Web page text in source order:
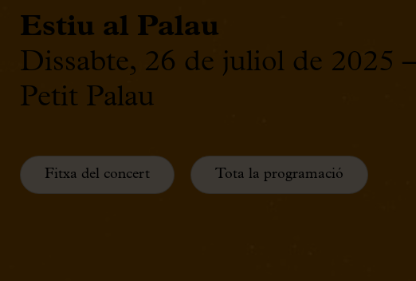
Estiu al Palau
Dissabte, 26 de juliol de 2025
Petit Palau
Fitxa del concert Tota la programació